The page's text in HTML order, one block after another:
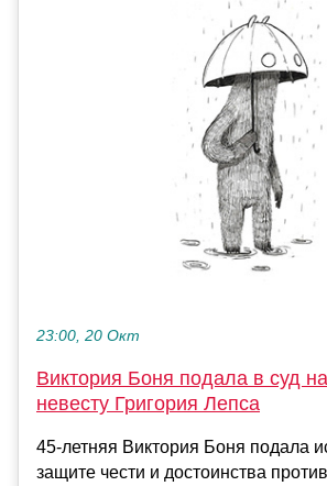
23:00, 20 Окт
Виктория Боня подала в суд
невесту Григория Лепса
45-летняя Виктория Боня подала
защите чести и достоинства